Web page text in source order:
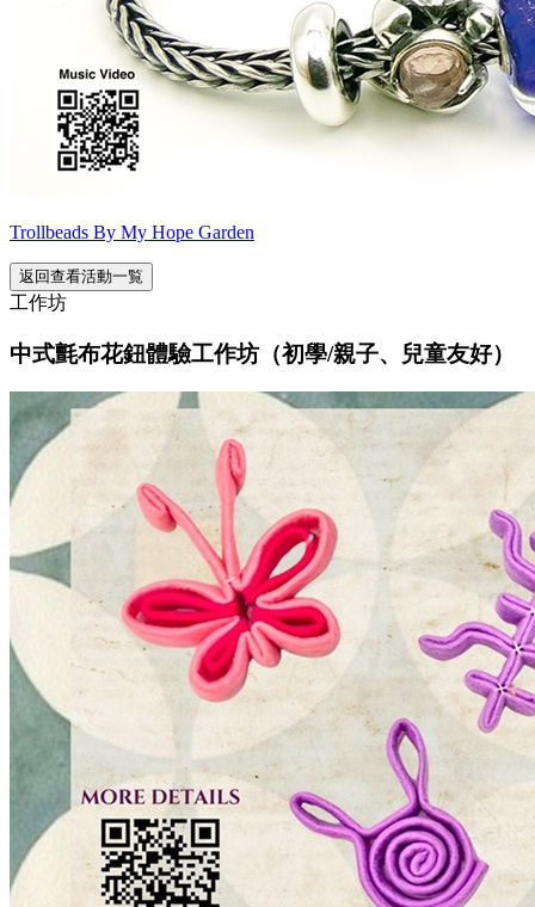
Trollbeads By My Hope Garden
返回查看活動一覧
工作坊
中式氈布花鈕體驗工作坊（初學/親子、兒童友好）